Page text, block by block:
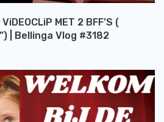
MET 2 BFF’S (
| Bellinga Vlog #3182